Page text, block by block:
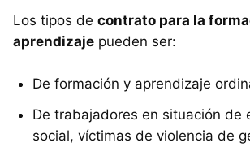
Los tipos de contrato para la
aprendizaje pueden ser:
De formación y aprendizaje
De trabajadores en situación de
social, víctimas de violencia de